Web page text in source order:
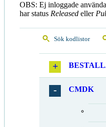
OBS: Ej inloggade
har status Released eller
Sök kodlistor
CMDK